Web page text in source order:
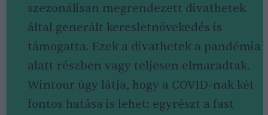
szezonálisan megrendezett divathetek
által generált keresletnövekedés is
támogatta. Ezek a divathetek a pandémia
alatt részben vagy teljesen elmaradtak.
Wintour úgy látja, hogy a COVID-nak két
fontos hatása is lehet: egyrészt a fast